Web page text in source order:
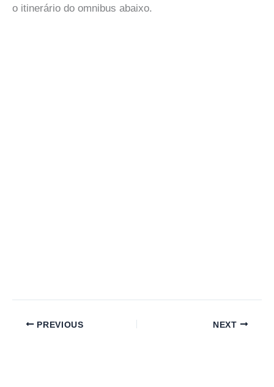
o itinerário do omnibus abaixo.
PREVIOUS NEXT